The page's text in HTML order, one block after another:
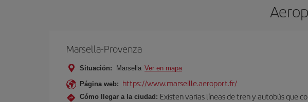
Marsella-Provenza
Situación: Marsella Ver en mapa
Página web: https://www.marseille.aeroport.fr/
Cómo llegar a la ciudad: Existen varias líneas de tren y autobús que